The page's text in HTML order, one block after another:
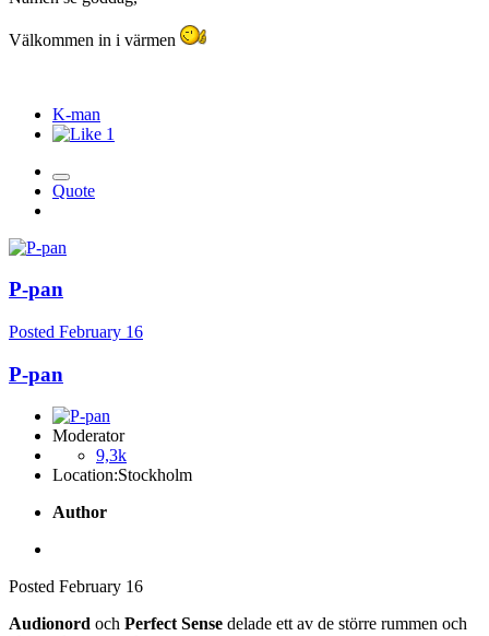
Välkommen in i värmen
K-man
1
Quote
P-pan
Posted February 16
P-pan
Moderator
9,3k
Location:Stockholm
Author
Posted February 16
Audionord och Perfect Sense delade ett av de större rummen och